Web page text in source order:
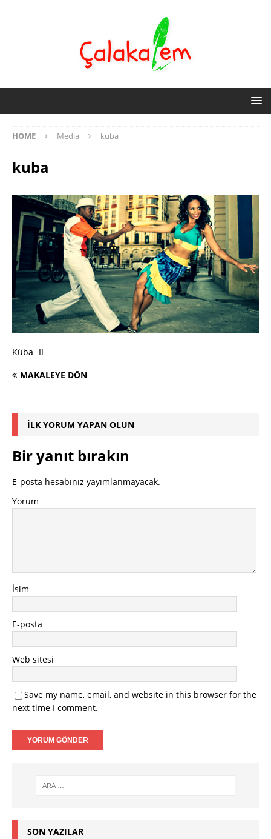
HOME Media kuba
kuba
Küba -II-
MAKALEYE DÖN
İLK YORUM YAPAN OLUN
Bir yanıt bırakın
E-posta hesabınız yayımlanmayacak.
Yorum
İsim
E-posta
Web sitesi
Save my name, email, and website in this browser for the
next time I comment.
SON YAZILAR